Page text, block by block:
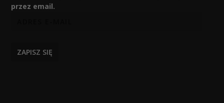
przez email.
ZAPISZ SIĘ